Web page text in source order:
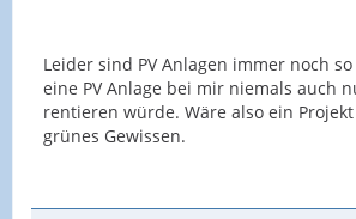
Leider sind PV Anlagen immer noch
eine PV Anlage bei mir niemals auch
rentieren würde. Wäre also ein
grünes Gewissen.